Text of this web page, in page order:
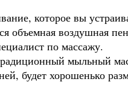
которое вы
объемная воздушная
по массажу.
мыльный
будет хорошенько